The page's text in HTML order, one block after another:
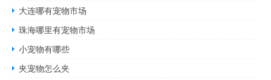
大连哪有宠物市场
珠海哪里有宠物市场
小宠物有哪些
夹宠物怎么夹